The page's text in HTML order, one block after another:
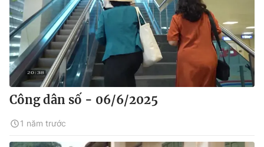
Công dân số - 06/6/2025
1 năm trước